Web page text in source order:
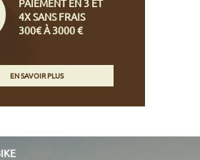
PAIEMENT EN 3 ET
4X SANS FRAIS
300€ À 3000 €
EN SAVOIR PLUS